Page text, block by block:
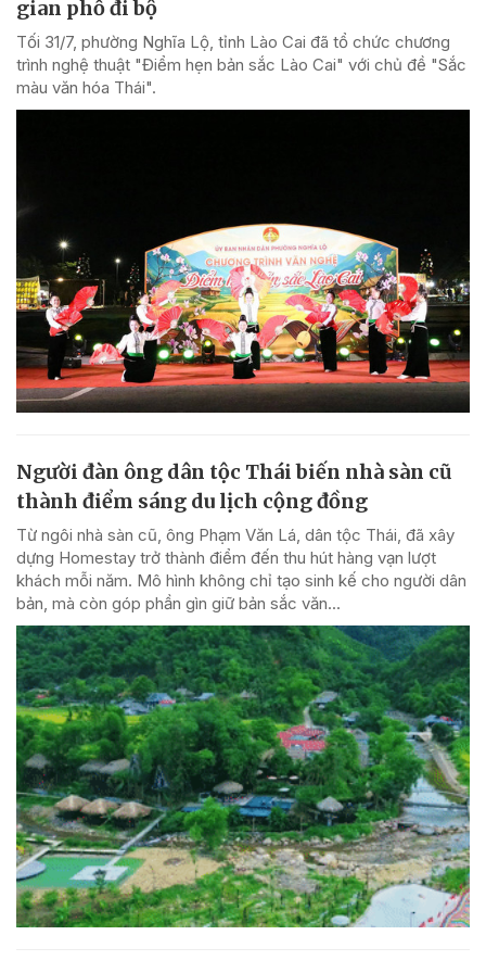
gian phố đi bộ
Tối 31/7, phường Nghĩa Lộ, tỉnh Lào Cai đã tổ chức chương
trình nghệ thuật "Điểm hẹn bản sắc Lào Cai" với chủ đề "Sắc
màu văn hóa Thái".
Người đàn ông dân tộc Thái biến nhà sàn cũ
thành điểm sáng du lịch cộng đồng
Từ ngôi nhà sàn cũ, ông Phạm Văn Lá, dân tộc Thái, đã xây
dựng Homestay trở thành điểm đến thu hút hàng vạn lượt
khách mỗi năm. Mô hình không chỉ tạo sinh kế cho người dân
bản, mà còn góp phần gìn giữ bản sắc văn...